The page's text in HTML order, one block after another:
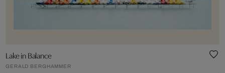
Lake in Balance
GERALD BERGHAMMER